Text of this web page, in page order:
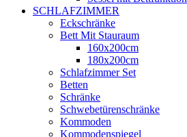
SCHLAFZIMMER
Eckschränke
Bett Mit Stauraum
160x200cm
180x200cm
Schlafzimmer Set
Betten
Schränke
Schwebetürenschränke
Kommoden
Kommodenspiegel